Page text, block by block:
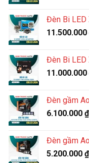
Đèn Bi LED
11.500.000
Đèn Bi LED
11.000.000
Đèn gầm
6.100.000 ₫
Đèn gầm
5.200.000 ₫